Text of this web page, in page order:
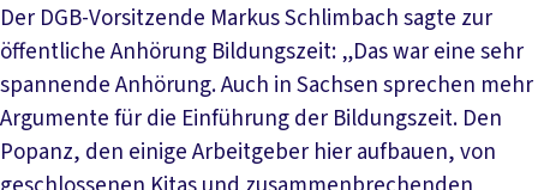
Der DGB-Vorsitzende Markus Schlimbach sagte zur
öffentliche Anhörung Bildungszeit: „Das war eine sehr
spannende Anhörung. Auch in Sachsen sprechen mehr
Argumente für die Einführung der Bildungszeit. Den
Popanz, den einige Arbeitgeber hier aufbauen, von